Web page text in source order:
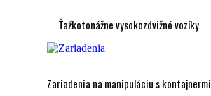
Ťažkotonážne vysokozdvižné vozíky
Zariadenia na manipuláciu s kontajnermi